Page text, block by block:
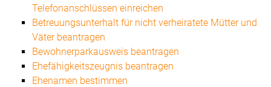
Telefonanschlüssen einreichen
Betreuungsunterhalt für nicht verheiratete Mütter und
Väter beantragen
Bewohnerparkausweis beantragen
Ehefähigkeitszeugnis beantragen
Ehenamen bestimmen